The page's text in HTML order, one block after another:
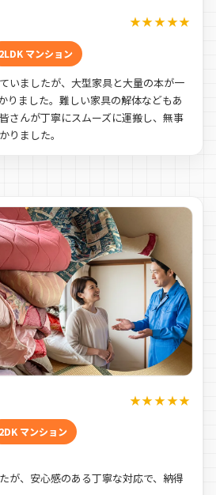
★★★★★
2LDK マンション
いましたが、大型家具と大量の本が一
りました。難しい家具の解体などもあ
さんが丁寧にスムーズに運搬し、無事
りました。
★★★★★
2DK マンション
が、安心感のある丁寧な対応で、納得